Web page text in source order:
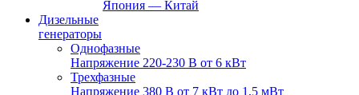
Япония — Китай
Дизельные
генераторы
Однофазные
Напряжение 220-230 В от 6 кВт
Трехфазные
Напряжение 380 В от 7 кВт до 1,5 мВт